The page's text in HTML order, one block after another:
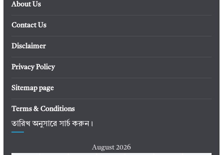
About Us
Contact Us
Disclaimer
Privacy Policy
Sitemap page
Terms & Conditions
তারিখ অনুসারে সার্চ করুন।
August 2026